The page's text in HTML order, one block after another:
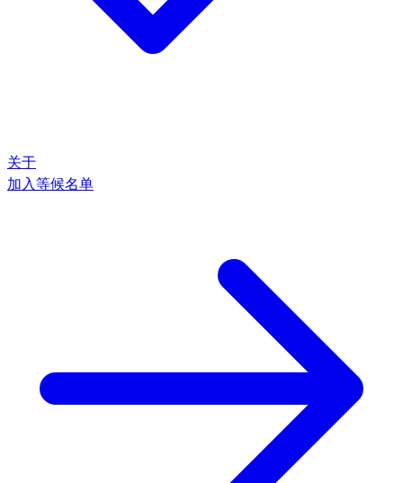
关于
加入等候名单